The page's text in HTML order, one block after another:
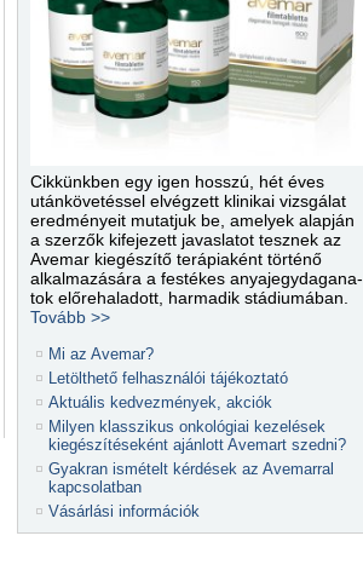
Cikkünkben egy igen hosszú, hét éves
utánkövetéssel elvégzett klinikai vizsgálat
eredményeit mutatjuk be, amelyek alapján
a szerzők kifejezett javaslatot tesznek az
Avemar kiegészítő terápiaként történő
alkalmazására a festékes anyajegydagana­
tok előrehaladott, harmadik stádiumában.
Tovább >>
Mi az Avemar?
Letölthető felhasználói tájékoztató
Aktuális kedvezmények, akciók
Milyen klasszikus onkológiai kezelések
kiegészítéseként ajánlott Avemart szedni?
Gyakran ismételt kérdések az Avemarral
kapcsolatban
Vásárlási információk